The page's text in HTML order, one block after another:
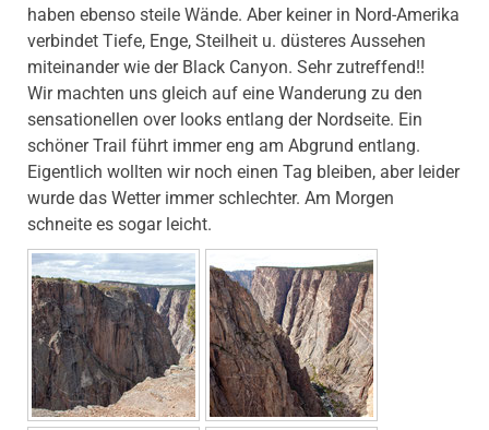
haben ebenso steile Wände. Aber keiner in Nord-Amerika
verbindet Tiefe, Enge, Steilheit u. düsteres Aussehen
miteinander wie der Black Canyon. Sehr zutreffend!!
Wir machten uns gleich auf eine Wanderung zu den
sensationellen over looks entlang der Nordseite. Ein
schöner Trail führt immer eng am Abgrund entlang.
Eigentlich wollten wir noch einen Tag bleiben, aber leider
wurde das Wetter immer schlechter. Am Morgen
schneite es sogar leicht.